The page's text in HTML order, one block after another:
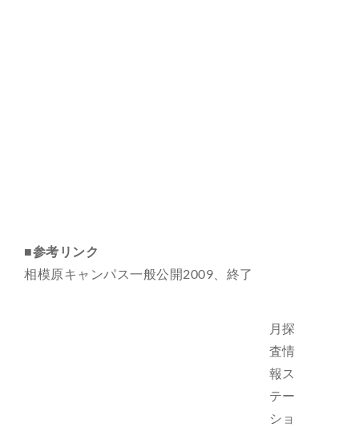
■参考リンク
相模原キャンパス一般公開2009、終了
月探
査情
報ス
テー
ショ